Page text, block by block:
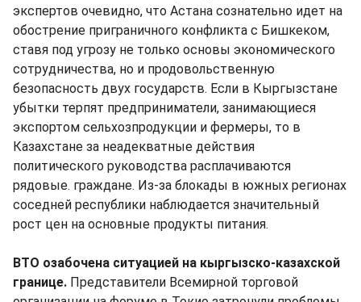
экспертов очевидно, что Астана сознательно идет на
обострение приграничного конфликта с Бишкеком,
ставя под угрозу не только основы экономического
сотрудничества, но и продовольственную
безопасность двух государств. Если в Кыргызстане
убытки терпят предприниматели, занимающиеся
экспортом сельхозпродукции и фермеры, то в
Казахстане за неадекватные действия
политического руководства расплачиваются
рядовые. граждане. Из-за блокады в южных регионах
соседней республики наблюдается значительный
рост цен на основные продукты питания.
ВТО озабочена ситуацией на кыргызско-казахской
границе. Представители Всемирной торговой